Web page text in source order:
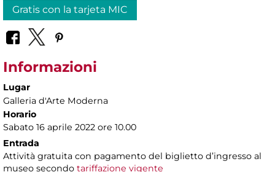
Gratis con la tarjeta MIC
Informazioni
Lugar
Galleria d'Arte Moderna
Horario
Sabato 16 aprile 2022 ore 10.00
Entrada
Attività gratuita con pagamento del biglietto d’ingresso al
museo secondo tariffazione vigente